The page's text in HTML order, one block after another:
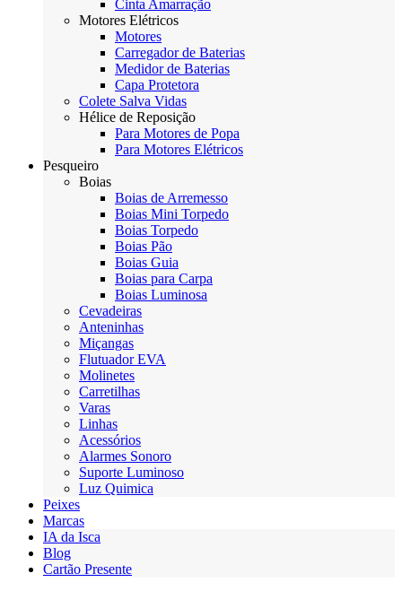
Cinta Amarração
Motores Elétricos
Motores
Carregador de Baterias
Medidor de Baterias
Capa Protetora
Colete Salva Vidas
Hélice de Reposição
Para Motores de Popa
Para Motores Elétricos
Pesqueiro
Boias
Boias de Arremesso
Boias Mini Torpedo
Boias Torpedo
Boias Pão
Boias Guia
Boias para Carpa
Boias Luminosa
Cevadeiras
Anteninhas
Miçangas
Flutuador EVA
Molinetes
Carretilhas
Varas
Linhas
Acessórios
Alarmes Sonoro
Suporte Luminoso
Luz Quimica
Peixes
Marcas
IA da Isca
Blog
Cartão Presente